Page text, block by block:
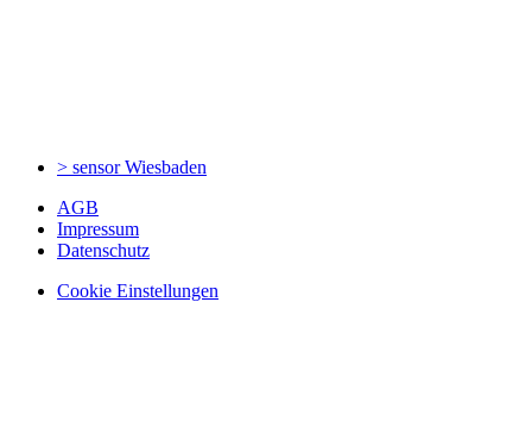
> sensorWiesbaden
AGB
Impressum
Datenschutz
Cookie Einstellungen